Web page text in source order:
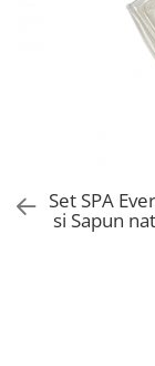
Set SPA
si Sapun